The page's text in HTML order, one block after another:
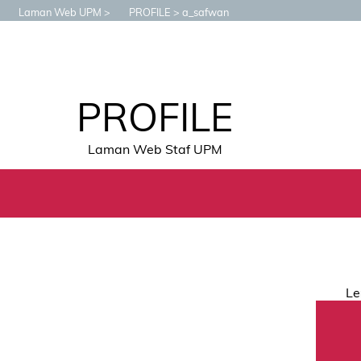
Laman Web UPM PROFILE a_safwan
PROFILE
Laman Web Staf UPM